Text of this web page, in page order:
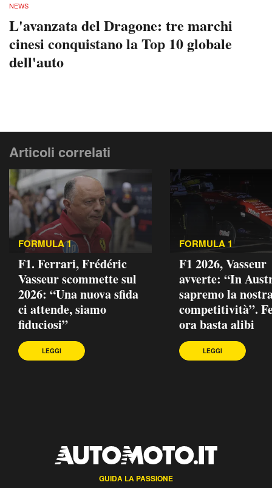
NEWS
L'avanzata del Dragone: tre marchi
cinesi conquistano la Top 10 globale
dell'auto
Articoli correlati
FORMULA 1
F1. Ferrari, Frédéric
Vasseur scommette sul
2026: “Una nuova sfida
ci attende, siamo
fiduciosi”
LEGGI
FORMULA 1
F1 2026, Vasseur
avverte: “In
sapremo la
competitività”.
ora basta alibi
LEGGI
GUIDA LA PASSIONE